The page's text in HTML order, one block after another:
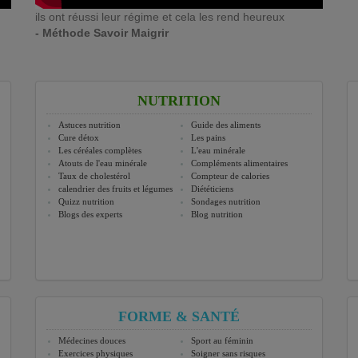
ils ont réussi leur régime et cela les rend heureux
- Méthode Savoir Maigrir
NUTRITION
Astuces nutrition
Guide des aliments
Cure détox
Les pains
Les céréales complètes
L'eau minérale
Atouts de l'eau minérale
Compléments alimentaires
Taux de cholestérol
Compteur de calories
calendrier des fruits et légumes
Diététiciens
Quizz nutrition
Sondages nutrition
Blogs des experts
Blog nutrition
FORME & SANTÉ
Médecines douces
Sport au féminin
Exercices physiques
Soigner sans risques